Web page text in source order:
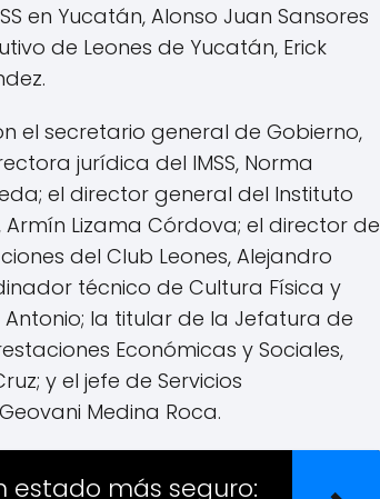
en Yucatán, Alonso Juan Sansores
de Leones de Yucatán, Erick
el secretario general de Gobierno,
jurídica del IMSS, Norma
el director general del Instituto
Lizama Córdova; el director de
del Club Leones, Alejandro
técnico de Cultura Física y
la titular de la Jefatura de
Económicas y Sociales,
y el jefe de Servicios
Medina Roca.
estado más seguro: